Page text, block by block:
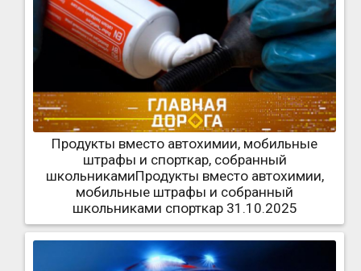
Продукты вместо автохимии, мобильные
штрафы и спорткар, собранный
школьникамиПродукты вместо автохимии,
мобильные штрафы и собранный
школьниками спорткар 31.10.2025